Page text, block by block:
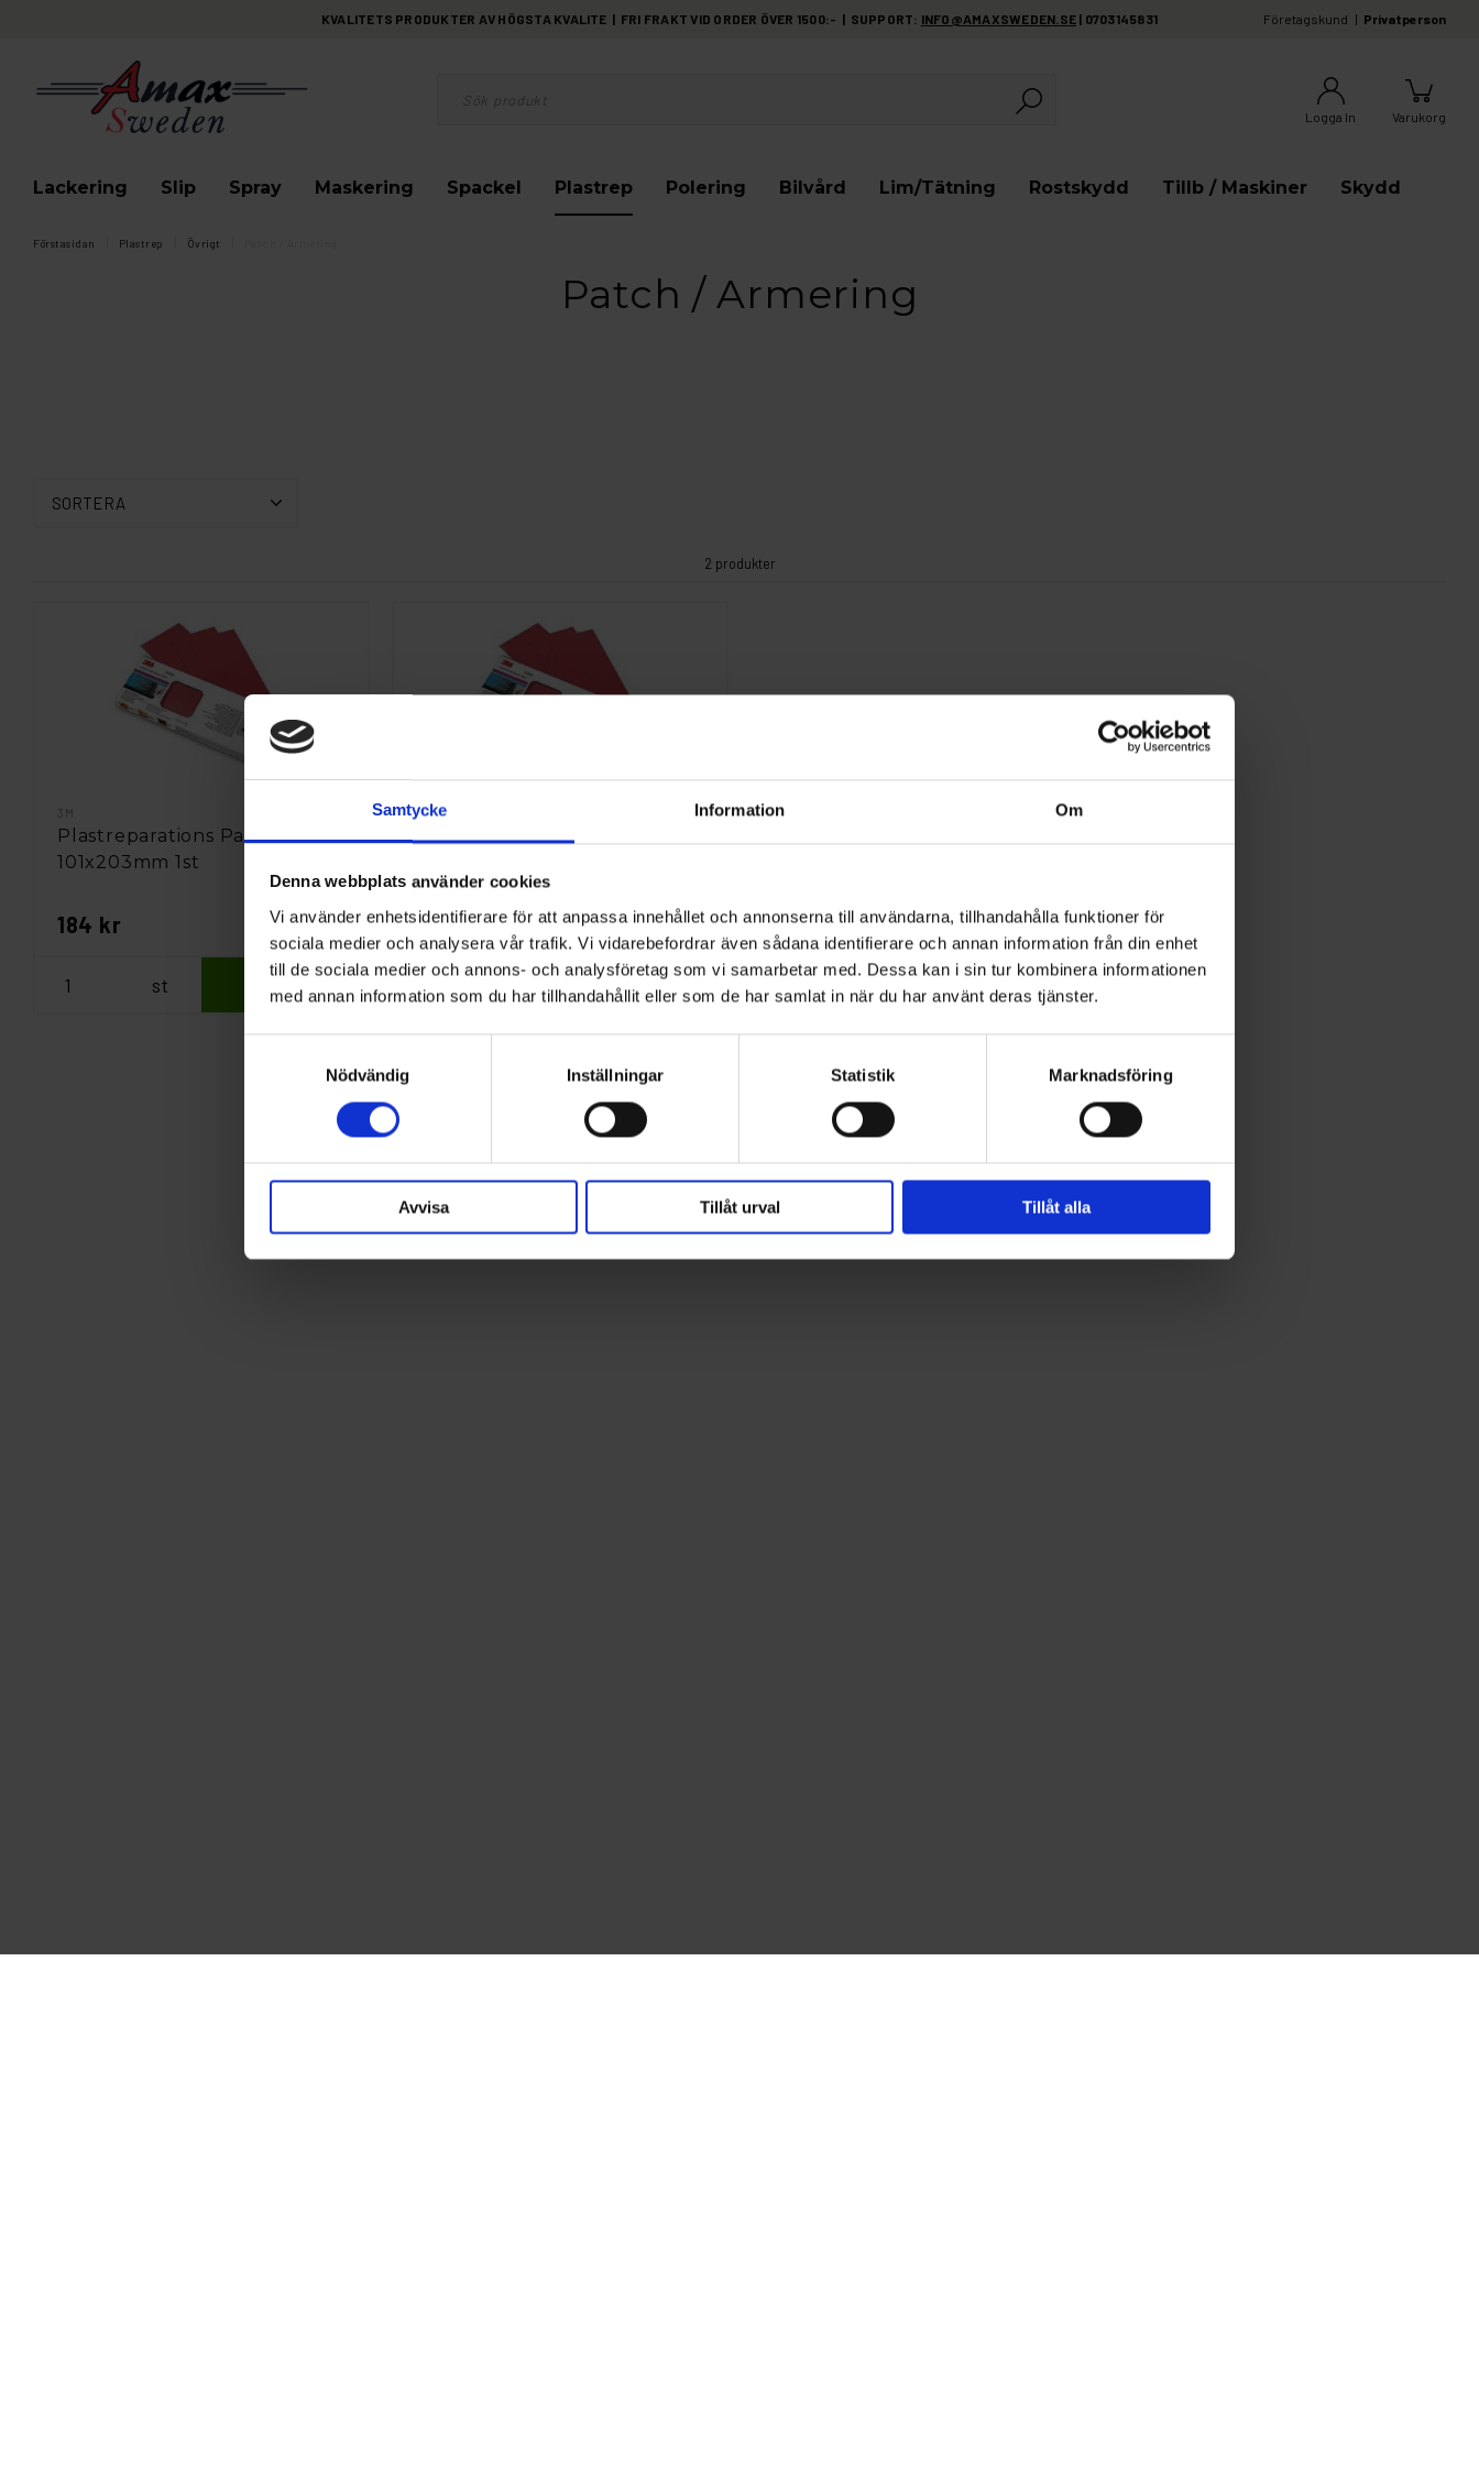
Samtycke Information Om
Denna webbplats använder cookies
Vi använder enhetsidentifierare för att anpassa innehållet och annonserna till användarna, tillhandahålla funktioner för
sociala medier och analysera vår trafik. Vi vidarebefordrar även sådana identifierare och annan information från din enhet
till de sociala medier och annons- och analysföretag som vi samarbetar med. Dessa kan i sin tur kombinera informationen
med annan information som du har tillhandahållit eller som de har samlat in när du har använt deras tjänster.
Nödvändig
Inställningar Statistik Marknadsföring
Avvisa Tillåt urval Tillåt alla
Företagskund Privatperson
KVALITETS PRODUKTER AV HÖGSTA KVALITE | FRI FRAKT VID ORDER ÖVER 1500:- | SUPPORT: INFO@AMAXSWEDEN.SE | 0703145831
Varukorg
Logga In
Lackering Slip Spray Maskering Spackel Plastrep Polering Bilvård Lim/Tätning Rostskydd Tillb / Maskiner Skydd
Förstasidan Plastrep Övrigt
Patch / Armering
SORTERA
2 produkter
3M
Plastreparations Patch 3M
101x203mm 1st
184 kr
st Köp
3M
Plastreparations Patch 3M
552 kr
st Köp